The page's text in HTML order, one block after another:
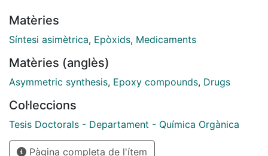
asimètrica de Sharpless, que realitzem sobre un
alcohol al·lílic que conté a més alguna insaturació
epoxialcohols quirals amb elevats excessos
enantiomèrics (generalment 90-95% ee), dóna accés
tartrat utilitzat (si és de configuració L o D) i s'ha
pogut realitzar a escala multigram (50-100 g). A
continuació, l'obertura regioselectiva dels
epoxialcohols amb nucleòfils nitrogenats dóna lloc a
Matèries
Síntesi asimètrica, Epòxids, Medicaments
Matèries (anglès)
Asymmetric synthesis, Epoxy compounds, Drugs
Col·leccions
Tesis Doctorals - Departament - Química Orgànica
Pàgina completa de l'ítem